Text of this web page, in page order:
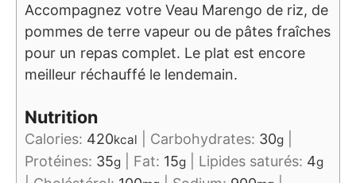
Accompagnez votre Veau Marengo de riz, de
pommes de terre vapeur ou de pâtes fraîches
pour un repas complet. Le plat est encore
meilleur réchauffé le lendemain.
Nutrition
Calories: 420kcal Carbohydrates: 30g
Protéines: 35g Fat: 15g Lipides saturés: 4g